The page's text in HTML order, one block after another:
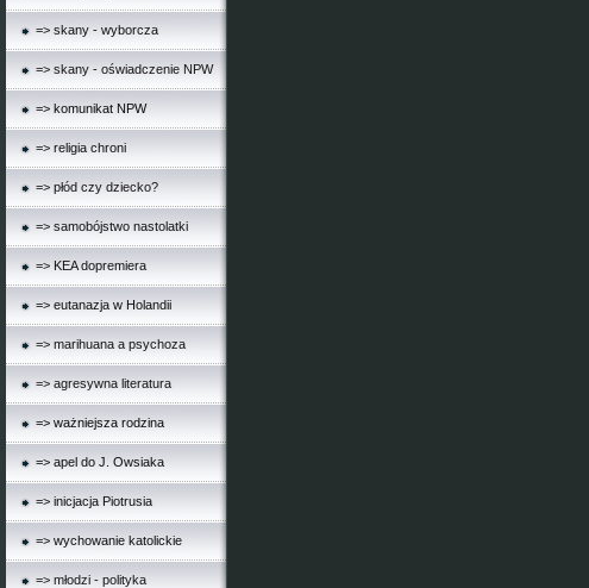
=> skany - wyborcza
=> skany - oświadczenie NPW
=> komunikat NPW
=> religia chroni
=> płód czy dziecko?
=> samobójstwo nastolatki
=> KEA dopremiera
=> eutanazja w Holandii
=> marihuana a psychoza
=> agresywna literatura
=> ważniejsza rodzina
=> apel do J. Owsiaka
=> inicjacja Piotrusia
=> wychowanie katolickie
=> młodzi - polityka